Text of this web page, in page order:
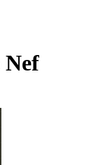
Nef